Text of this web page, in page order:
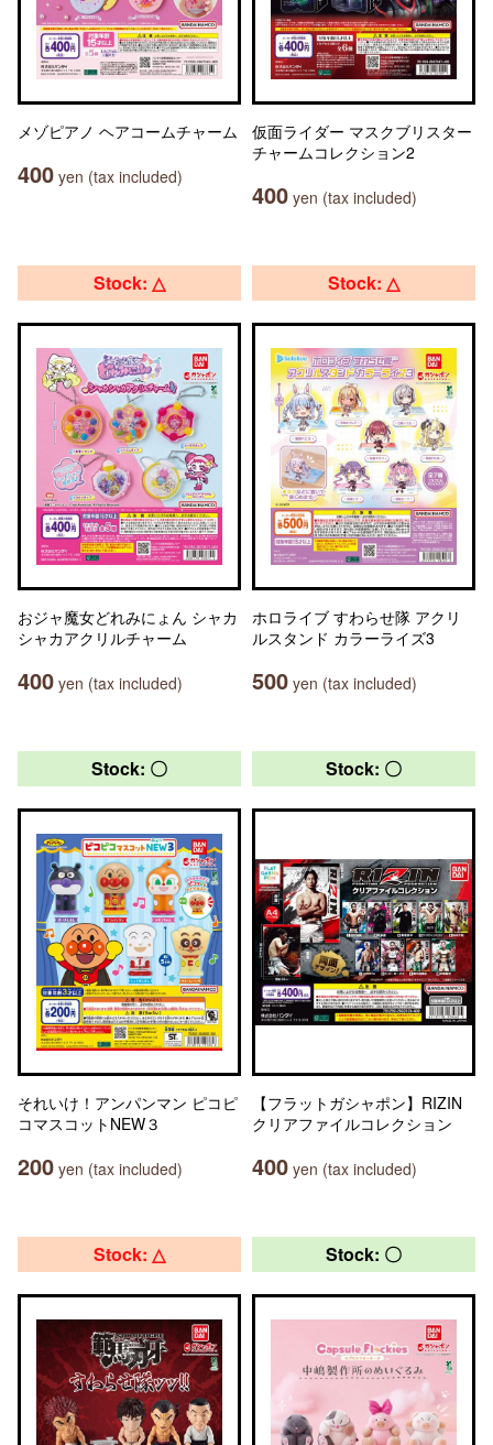
メゾピアノ ヘアコームチャーム
400 yen (tax included)
仮面ライダー マスクブリスター
チャームコレクション2
400 yen (tax included)
Stock: △
おジャ魔女どれみにょん シャカ
シャカアクリルチャーム
400 yen (tax included)
Stock: △
ホロライブ すわらせ隊 アクリ
ルスタンド カラーライズ3
500 yen (tax included)
Stock: 〇
それいけ！アンパンマン ピコピ
コマスコットNEW３
200 yen (tax included)
Stock: 〇
【フラットガシャポン】RIZIN
クリアファイルコレクション
400 yen (tax included)
Stock: △ Stock: 〇